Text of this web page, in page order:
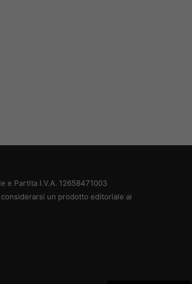
e Partita I.V.A. 12658471003
un prodotto editoriale ai